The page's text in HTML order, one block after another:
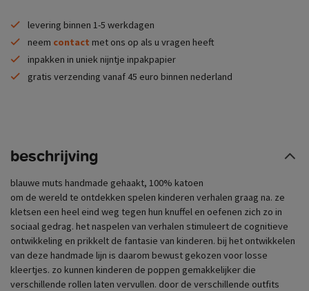
levering binnen 1-5 werkdagen
neem contact met ons op als u vragen heeft
inpakken in uniek nijntje inpakpapier
gratis verzending vanaf 45 euro binnen nederland
beschrijving
blauwe muts handmade gehaakt, 100% katoen
om de wereld te ontdekken spelen kinderen verhalen graag na. ze
kletsen een heel eind weg tegen hun knuffel en oefenen zich zo in
sociaal gedrag. het naspelen van verhalen stimuleert de cognitieve
ontwikkeling en prikkelt de fantasie van kinderen. bij het ontwikkelen
van deze handmade lijn is daarom bewust gekozen voor losse
kleertjes. zo kunnen kinderen de poppen gemakkelijker die
verschillende rollen laten vervullen. door de verschillende outfits